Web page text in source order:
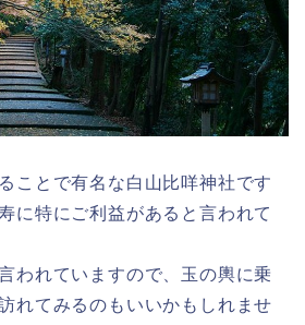
ことで有名な白山比咩神社です
に特にご利益があると言われて
われていますので、玉の輿に乗
れてみるのもいいかもしれませ